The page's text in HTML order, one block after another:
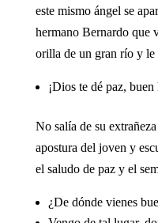
este mismo ángel se
hermano Bernardo que
orilla de un gran río y le
¡Dios te dé paz, buen
No salía de su
apostura del joven y
el saludo de paz y el
¿De dónde vienes